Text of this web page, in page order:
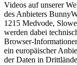
Videos auf unserer
des Anbieters
1215 Medvode,
werden dabei
Browser-
ein europäischer
der Daten in